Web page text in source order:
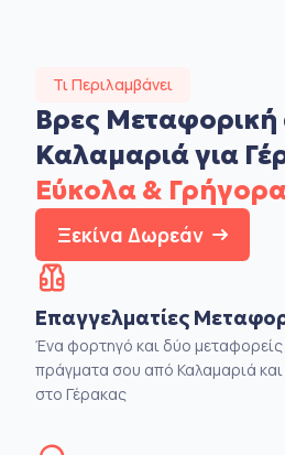
Τι Περιλαμβάνει
Βρες
Καλαμαριά για
Εύκολα &
Ξεκίνα Δωρεάν
Επαγγελματίες
Ένα φορτηγό και δύο
πράγματα σου από Καλαμαριά
στο Γέρακας